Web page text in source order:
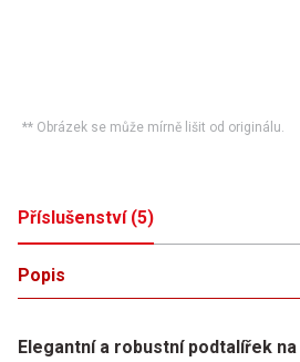
** Obrázek se může mírně lišit od originálu.
Příslušenství(5)
Popis
Elegantní a robustní podtalířek